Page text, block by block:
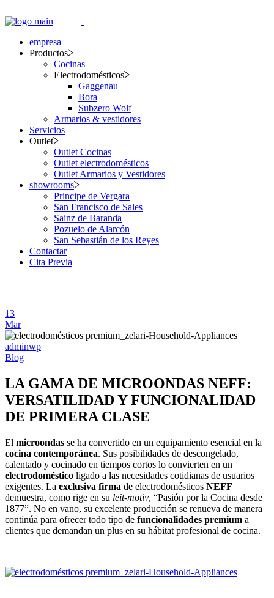
empresa
Productos
Cocinas
Electrodomésticos
Gaggenau
Bora
Subzero Wolf
Armarios & vestidores
Servicios
Outlet
Outlet Cocinas
Outlet electrodomésticos
Outlet Armarios y Vestidores
showrooms
Principe de Vergara
San Francisco de Sales
Sainz de Baranda
Pozuelo de Alarcón
San Sebastián de los Reyes
Contactar
Cita Previa
13
Mar
adminwp
Blog
LA GAMA DE MICROONDAS NEFF:
VERSATILIDAD Y FUNCIONALIDAD
DE PRIMERA CLASE
El microondas se ha convertido en un equipamiento esencial en la
cocina contemporánea. Sus posibilidades de descongelado,
calentado y cocinado en tiempos cortos lo convierten en un
electrodoméstico ligado a las necesidades cotidianas de usuarios
exigentes. La exclusiva firma de electrodomésticos NEFF
demuestra, como rige en su leit-motiv, “Pasión por la Cocina desde
1877”. No en vano, su excelente producción se renueva de manera
continúa para ofrecer todo tipo de funcionalidades premium a
clientes que demandan un plus en su hábitat profesional de cocina.